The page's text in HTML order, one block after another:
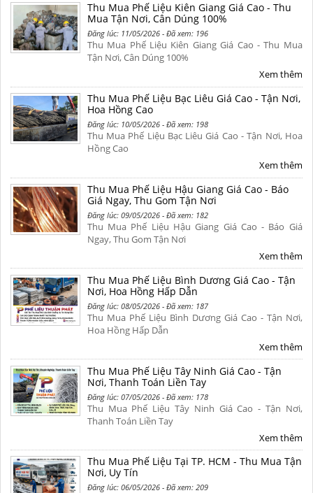
Thu Mua Phế Liệu Kiên Giang Giá Cao - Thu
Mua Tận Nơi, Cân Dúng 100%
Đăng lúc: 11/05/2026 - Đã xem: 196
Thu Mua Phế Liệu Kiên Giang Giá Cao - Thu Mua
Tận Nơi, Cân Dúng 100%
Xem thêm
Thu Mua Phế Liệu Bạc Liêu Giá Cao - Tận Nơi,
Hoa Hồng Cao
Đăng lúc: 10/05/2026 - Đã xem: 198
Thu Mua Phế Liệu Bạc Liêu Giá Cao - Tận Nơi, Hoa
Hồng Cao
Xem thêm
Thu Mua Phế Liệu Hậu Giang Giá Cao - Báo
Giá Ngay, Thu Gom Tận Nơi
Đăng lúc: 09/05/2026 - Đã xem: 182
Thu Mua Phế Liệu Hậu Giang Giá Cao - Báo Giá
Ngay, Thu Gom Tận Nơi
Xem thêm
Thu Mua Phế Liệu Bình Dương Giá Cao - Tận
Nơi, Hoa Hồng Hấp Dẫn
Đăng lúc: 08/05/2026 - Đã xem: 187
Thu Mua Phế Liệu Bình Dương Giá Cao - Tận Nơi,
Hoa Hồng Hấp Dẫn
Xem thêm
Thu Mua Phế Liệu Tây Ninh Giá Cao - Tận
Nơi, Thanh Toán Liền Tay
Đăng lúc: 07/05/2026 - Đã xem: 178
Thu Mua Phế Liệu Tây Ninh Giá Cao - Tận Nơi,
Thanh Toán Liền Tay
Xem thêm
Thu Mua Phế Liệu Tại TP. HCM - Thu Mua Tận
Nơi, Uy Tín
Đăng lúc: 06/05/2026 - Đã xem: 209